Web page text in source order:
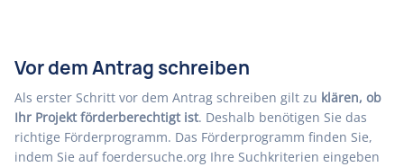
Vor dem Antrag schreiben
Als erster Schritt vor dem Antrag schreiben gilt zu klären, ob
Ihr Projekt förderberechtigt ist. Deshalb benötigen Sie das
richtige Förderprogramm. Das Förderprogramm finden Sie,
indem Sie auffoerdersuche.org Ihre Suchkriterien eingeben